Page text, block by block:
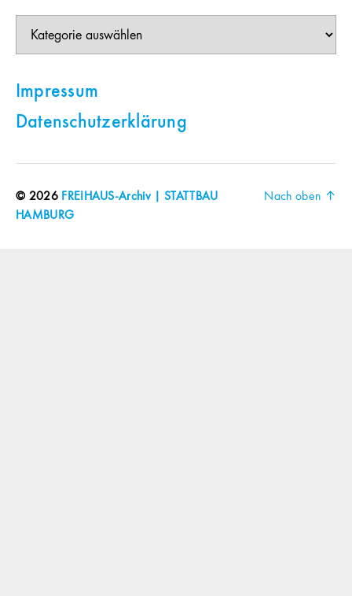
Impressum
Datenschutzerklärung
© 2026 FREIHAUS-Archiv | STATTBAU
HAMBURG
Nach oben ↑